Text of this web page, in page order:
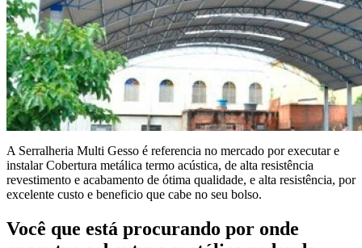
A Serralheria Multi Gesso é referencia no mercado por executar e
instalar Cobertura metálica termo acústica, de alta resistência
revestimento e acabamento de ótima qualidade, e alta resistência, por
excelente custo e beneficio que cabe no seu bolso.
Você que está procurando por onde